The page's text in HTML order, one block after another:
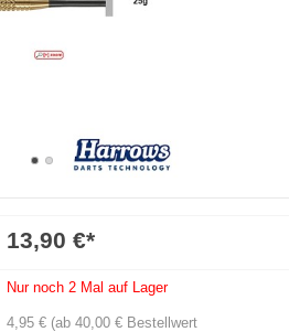
13,90 €*
Nur noch 2 Mal auf Lager
4,95 € (ab 40,00 € Bestellwert